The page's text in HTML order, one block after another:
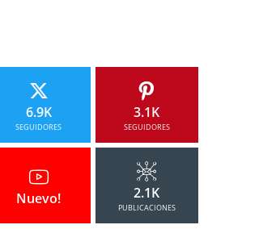
6.9K
SEGUIDORES
3.1K
SEGUIDORES
Nuevo! 2.1K
PUBLICACIONES